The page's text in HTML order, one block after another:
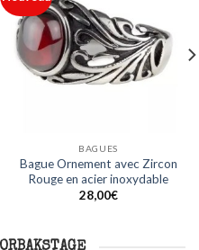
BAGUES
Bague Ornement avec Zircon
Rouge en acier inoxydable
28,00€